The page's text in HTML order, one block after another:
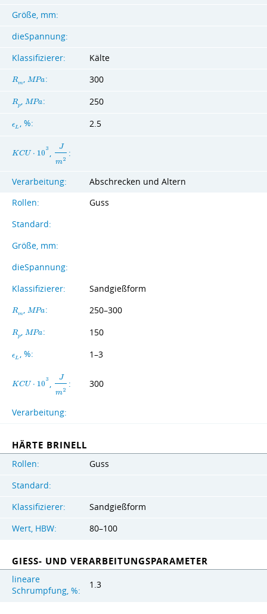
Größe, mm:
dieSpannung:
Klassifizierer:
Kälte
Rm , MPa: 300
Rp,MPa: 250
ϵL , %: 2.5
KCU ⋅ 10
3
J
m2
:
Verarbeitung:
Abschrecken und Altern
Rollen:
Guss
Standard:
Größe, mm:
dieSpannung:
Klassifizierer:
Sandgießform
Rm , MPa: 250–300
Rp,MPa: 150
ϵL , %: 1–3
KCU ⋅ 10
3
J
m2
: 300
Verarbeitung:
HÄRTE BRINELL
Rollen:
Guss
Standard:
Klassifizierer:
Sandgießform
Wert, HBW:
80–100
GIESS- UND VERARBEITUNGSPARAMETER
lineare
Schrumpfung, %:
1.3